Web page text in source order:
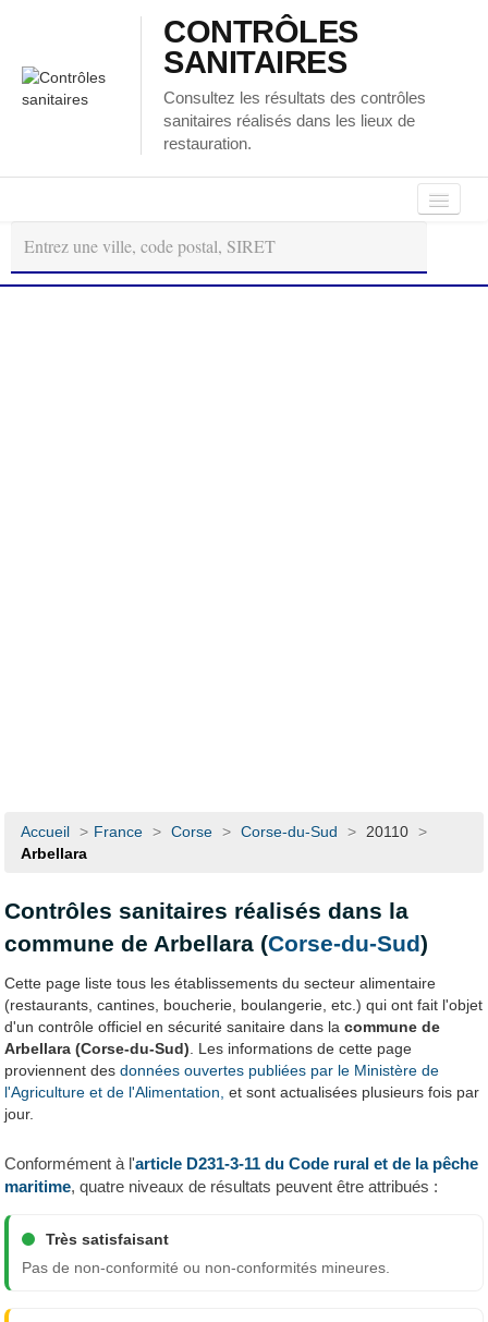
CONTRÔLES
SANITAIRES
Consultez les résultats des contrôles
sanitaires réalisés dans les lieux de
restauration.
Autour
de
moi
Régions
Accueil > France > Corse > Corse-du-Sud > 20110 >
Arbellara
Contrôles sanitaires réalisés dans la
commune de Arbellara (Corse-du-Sud)
Cette page liste tous les établissements du secteur alimentaire
(restaurants, cantines, boucherie, boulangerie, etc.) qui ont fait l'objet
d'un contrôle officiel en sécurité sanitaire dans lacommune de
Arbellara (Corse-du-Sud) . Les informations de cette page
proviennent desdonnées ouvertes publiées par le Ministère de
l'Agriculture et de l'Alimentation, et sont actualisées plusieurs fois par
jour.
Conformément à l'article D231-3-11 du Code rural et de la pêche
maritime, quatre niveaux de résultats peuvent être attribués :
Très satisfaisant
Pas de non-conformité ou non-conformités mineures.